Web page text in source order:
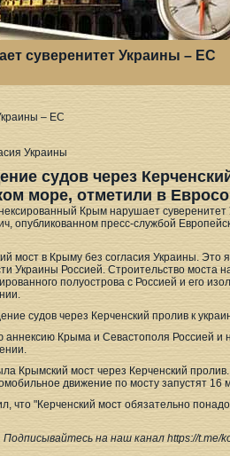
суверенитет Украины – ЕС
Украины
судов через
море, отметили в
Крым нарушает суверенитет
опубликованном пресс-службой
мост в Крыму без согласия Украины.
Украины Россией. Строительство моста
полуострова с Россией и его
судов через Керченский пролив к
Крыма и Севастополя Россией и
Крымский мост через Керченский
движение по мосту запустят 16
"Керченский мост обязательно
Подписывайтесь на наш канал https://t.me/